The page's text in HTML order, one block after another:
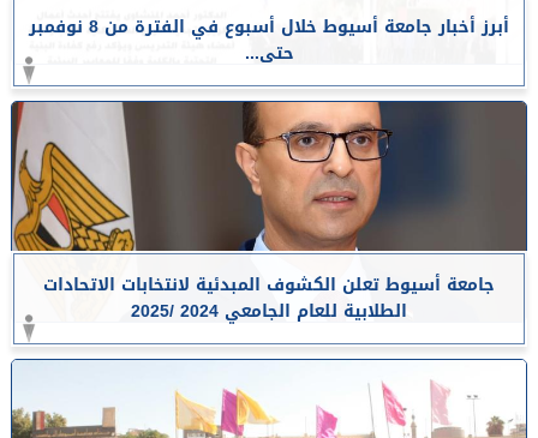
أبرز أخبار جامعة أسيوط خلال أسبوع في الفترة من 8 نوفمبر
حتى...
جامعة أسيوط تعلن الكشوف المبدئية لانتخابات الاتحادات
الطلابية للعام الجامعي 2024 /2025